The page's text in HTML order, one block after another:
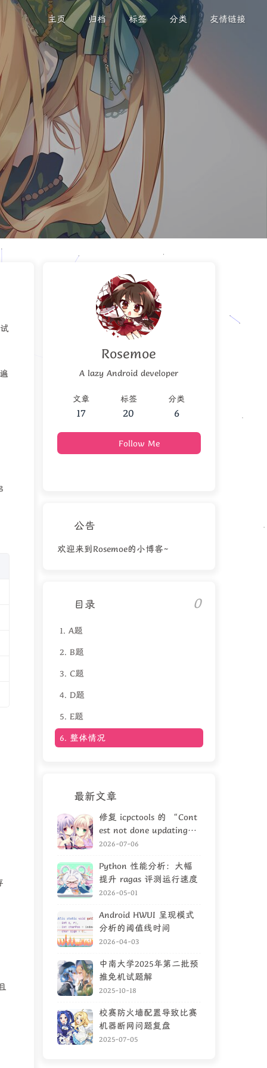
主页 归档 标签 分类 友情链接
Rosemoe
A lazy Android developer
文章
17
标签
20
分类
6
Follow Me
公告
欢迎来到Rosemoe的小博客~
目录 0
1. A题
2. B题
3. C题
4. D题
5. E题
6. 整体情况
最新文章
修复 icpctools 的 “Cont
est not done updating”
问题
2026-07-06
Python 性能分析：大幅
提升 ragas 评测运行速度
2026-05-01
Android HWUI 呈现模式
分析的阈值线时间
2026-04-03
中南大学2025年第二批预
推免机试题解
2025-10-18
校赛防火墙配置导致比赛
机器断网问题复盘
2025-07-05